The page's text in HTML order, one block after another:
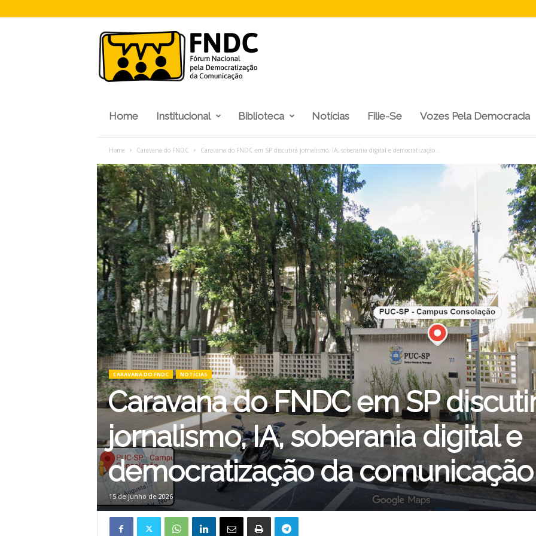
N
D
C
Home Institucional Biblioteca Notícias Filie-Se Vozes Pela Democracia
Home Caravana do FNDC Caravana do FNDC em SP discutirá jornalismo, IA, soberania digital e democratização...
CARAVANA DO FNDC NOTÍCIAS
Caravana do FNDC em SP
jornalismo, IA, soberania digital e
democratização da comunicação
15 de junho de 2026